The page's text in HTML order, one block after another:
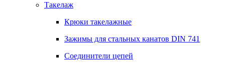
Такелаж
Крюки такелажные
Зажимы для стальных канатов DIN 741
Соединители цепей